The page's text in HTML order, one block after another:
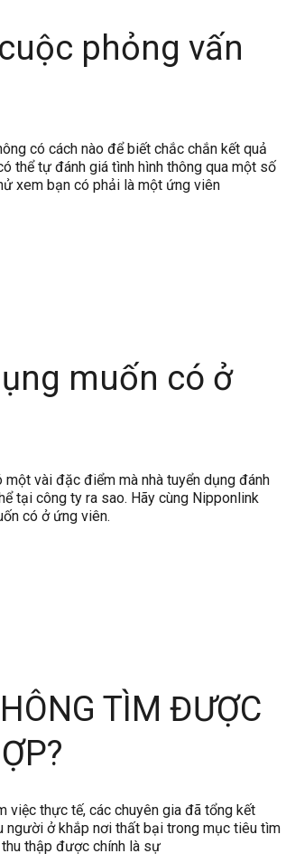
phỏng vấn
có cách nào để biết chắc chắn kết quả
thể tự đánh giá tình hình thông qua một số
xem bạn có phải là một ứng viên
muốn có ở
vài đặc điểm mà nhà tuyển dụng đánh
tại công ty ra sao. Hãy cùng Nipponlink
có ở ứng viên.
TÌM ĐƯỢC
việc thực tế, các chuyên gia đã tổng kết
người ở khắp nơi thất bại trong mục tiêu tìm
thập được chính là sự